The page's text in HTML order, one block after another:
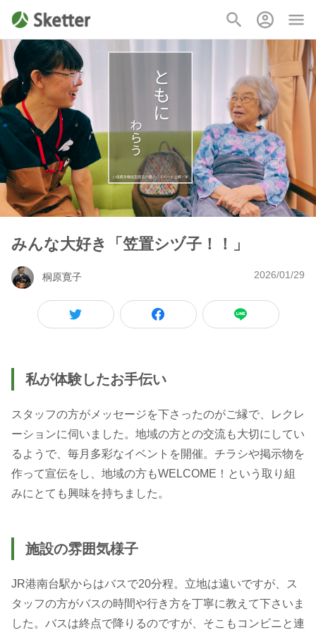
みんな大好き「笠置シヅ子！！」
桐原寛子 2026/01/29
私が体験したお手伝い
スタッフの方がメッセージを下さったのがご縁で、レクレ
ーションに伺いました。地域の方との交流も大切にしてい
るようで、毎月多彩なイベントを開催。チラシや掲示物を
作って宣伝をし、地域の方もWELCOME！という取り組
みにとても興味を持ちました。
施設の雰囲気様子
JR港南台駅からはバスで20分程。立地は遠いですが、ス
タッフの方がバスの時間や行き方を丁寧に教えて下さいま
した。バスは終点で降りるのですが、そこもコンビニと連